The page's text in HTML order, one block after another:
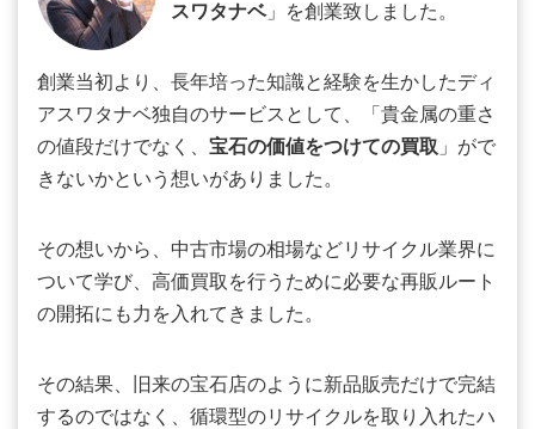
スワタナベ」を創業致しました。
創業当初より、長年培った知識と経験を生かしたディ
アスワタナベ独自のサービスとして、「貴金属の重さ
の値段だけでなく、 宝石の価値をつけての買取 」がで
きないかという想いがありました。
その想いから、中古市場の相場などリサイクル業界に
ついて学び、高価買取を行うために必要な再販ルート
の開拓にも力を入れてきました。
その結果、旧来の宝石店のように新品販売だけで完結
するのではなく、循環型のリサイクルを取り入れたハ